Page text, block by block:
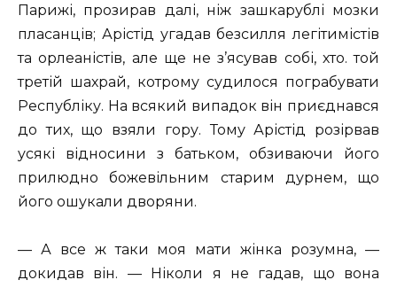
Парижі, прозирав далі, ніж зашкарублі мозки
пласанців; Арістід угадав безсилля легітимістів
та орлеаністів, але ще не з’ясував собі, хто. той
третій шахрай, котрому судилося пограбувати
Республіку. На всякий випадок він приєднався
до тих, що взяли гору. Тому Арістід розірвав
усякі відносини з батьком, обзиваючи його
прилюдно божевільним старим дурнем, що
його ошукали дворяни.
— А все ж таки моя мати жінка розумна, —
докидав він. — Ніколи я не гадав, що вона